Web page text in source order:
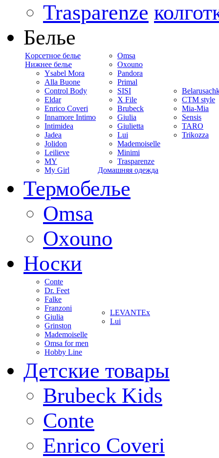
Trasparenze
Белье
Kорсетное белье
Нижнее белье
Ysabel Mora
Alla Buone
Control Body
Eldar
Enrico Coveri
Innamore Intimo
Intimidea
Jadea
Jolidon
Leilieve
MY
My Girl
Omsa
Oxouno
Pandora
Primal
SISI
X File
Brubeck
Giulia
Giulietta
Lui
Mademoiselle
Minimi
Trasparenze
Домашняя одежда
CTM style
Mia-Mia
Sensis
TARO
Trikozza
Термобелье
Omsa
Oxouno
Носки
Conte
Dr. Feet
Falke
Franzoni
Giulia
Grinston
Mademoiselle
Omsa for men
Hobby Line
LEVANTEx
Lui
Детские товары
Brubeck Kids
Conte
Enrico Coveri